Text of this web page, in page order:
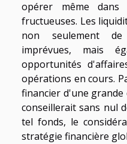
opérer même
fructueuses. Les
non seulement
imprévues, mais
opportunités
opérations en cours.
financier d'une
conseillerait sans nul
tel fonds, le
stratégie financière